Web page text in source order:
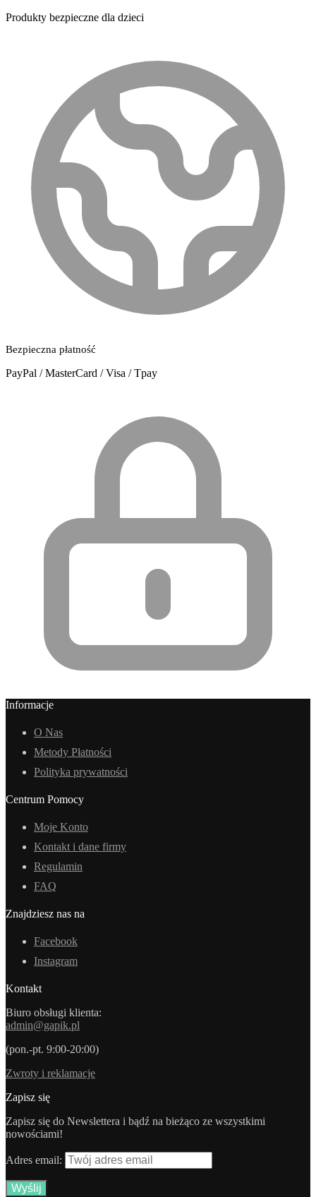
Produkty bezpieczne dla dzieci
Bezpieczna płatność
PayPal / MasterCard / Visa / Tpay
Informacje
O Nas
Metody Płatności
Polityka prywatności
Centrum Pomocy
Moje Konto
Kontakt i dane firmy
Regulamin
FAQ
Znajdziesz nas na
Facebook
Instagram
Kontakt
Biuro obsługi klienta:
admin@gapik.pl
(pon.-pt. 9:00-20:00)
Zwroty i reklamacje
Zapisz się
Zapisz się do Newslettera i bądź na bieżąco ze wszystkimi
nowościami!
Adres email: